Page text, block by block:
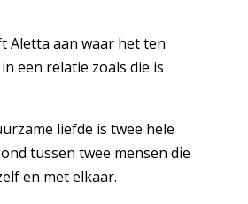
Aletta aan waar het ten
een relatie zoals die is
liefde is twee hele
tussen twee mensen die
en met elkaar.